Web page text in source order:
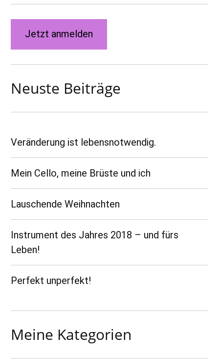
Jetzt anmelden
Neuste Beiträge
Veränderung ist lebensnotwendig.
Mein Cello, meine Brüste und ich
Lauschende Weihnachten
Instrument des Jahres 2018 – und fürs
Leben!
Perfekt unperfekt!
Meine Kategorien